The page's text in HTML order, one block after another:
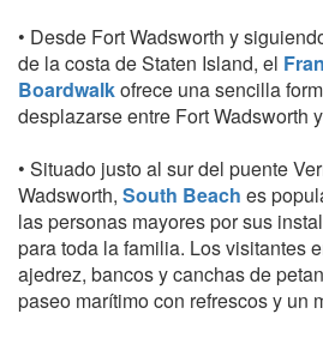
• Desde Fort Wadsworth y
de la costa de Staten Island, el
Boardwalkofrece una sencilla
desplazarse entre Fort Wadsworth
• Situado justo al sur del puente
Wadsworth, South Beach es
las personas mayores por sus
para toda la familia. Los visitantes
ajedrez, bancos y canchas de
paseo marítimo con refrescos y un